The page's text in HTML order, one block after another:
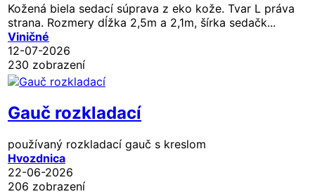
Kožená biela sedací súprava z eko kože. Tvar L práva
strana. Rozmery dĺžka 2,5m a 2,1m, šírka sedačk...
Viničné
12-07-2026
230 zobrazení
Gauč rozkladací
používaný rozkladací gauč s kreslom
Hvozdnica
22-06-2026
206 zobrazení